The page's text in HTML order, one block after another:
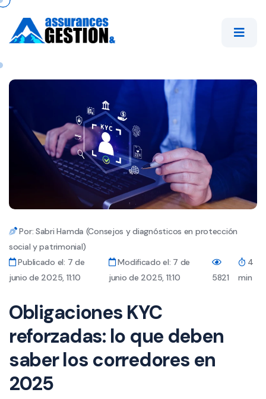
Por: Sabri Hamda (Consejos y diagnósticos en protección
social y patrimonial)
Publicado el: 7 de
junio de 2025, 11:10
Modificado el: 7 de
junio de 2025, 11:10
5821
4
min
Obligaciones KYC
reforzadas: lo que deben
saber los corredores en
2025